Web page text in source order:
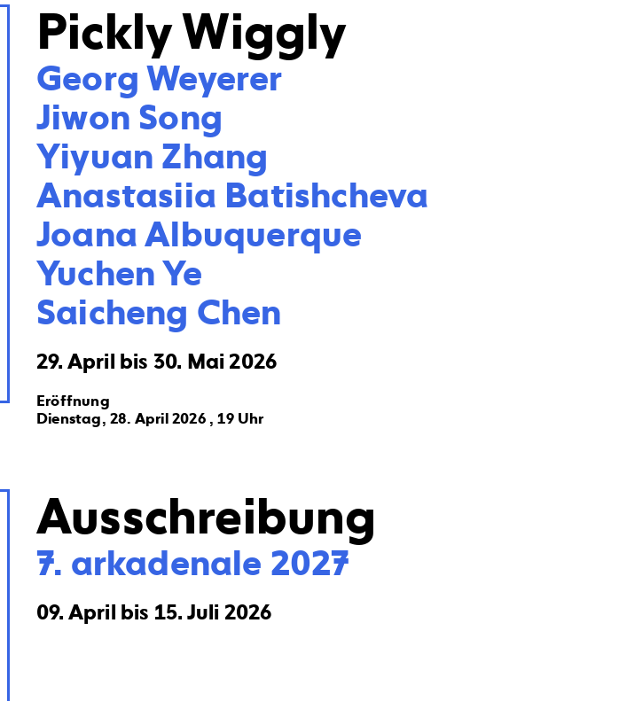
Pickly Wiggly
Georg Weyerer
Jiwon Song
Yiyuan Zhang
Anastasiia Batishcheva
Joana Albuquerque
Yuchen Ye
Saicheng Chen
29. April bis 30. Mai 2026
Eröffnung
Dienstag, 28. April 2026 , 19 Uhr
Ausschreibung
7. arkadenale 2027
09. April bis 15. Juli 2026